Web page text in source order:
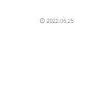
2022.06.25